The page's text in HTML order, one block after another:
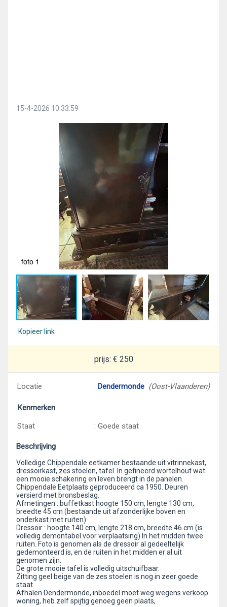
15-4-2026 10:33:59
foto 1
Kopieer link
prijs: € 250
Locatie : Dendermonde (Oost-Vlaanderen)
Kenmerken
Staat
: Goede staat
Beschrijving
Volledige Chippendale eetkamer bestaande uit vitrinnekast,
dressoirkast, zes stoelen, tafel. In gefineerd wortelhout wat
een mooie schakering en leven brengt in de panelen.
Chippendale Eetplaats geproduceerd ca 1950. Deuren
versierd met bronsbeslag.
Afmetingen : buffetkast hoogte 150 cm, lengte 130 cm,
breedte 45 cm (bestaande uit afzonderlijke boven en
onderkast met ruiten)
Dressoir : hoogte 140 cm, lengte 218 cm, breedte 46 cm (is
volledig demontabel voor verplaatsing) In het midden twee
ruiten. Foto is genomen als de dressoir al gedeeltelijk
gedemonteerd is, en de ruiten in het midden er al uit
genomen zijn.
De grote mooie tafel is volledig uitschuifbaar.
Zitting geel beige van de zes stoelen is nog in zeer goede
staat.
Afhalen Dendermonde, inboedel moet weg wegens verkoop
woning, heb zelf spijtig genoeg geen plaats,